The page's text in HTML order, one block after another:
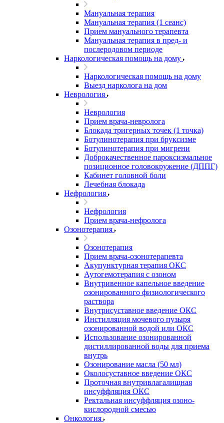
Мануальная терапия
Мануальная терапия (1 сеанс)
Прием мануального терапевта
Мануальная терапия в пред- и
послеродовом периоде
Наркологическая помощь на дому
Наркологическая помощь на дому
Выезд нарколога на дом
Неврология
Неврология
Прием врача-невролога
Блокада тригерных точек (1 точка)
Ботулинотерапия при бруксизме
Ботулинотерапия при мигрени
Доброкачественное пароксизмальное
позиционное головокружение (ДППГ)
Кабинет головной боли
Лечебная блокада
Нефрология
Нефрология
Прием врача-нефролога
Озонотерапия
Озонотерапия
Прием врача-озонотерапевта
Акупунктурная терапия ОКС
Аутогемотерапия с озоном
Внутривенное капельное введение
озонированного физиологического
раствора
Внутрисуставное введение ОКС
Инстилляция мочевого пузыря
озонированной водой или ОКС
Использование озонированной
дистиллированной воды для приема
внутрь
Озонирование масла (50 мл)
Околосуставное введение ОКС
Проточная внутривлагалищная
инсуффляция ОКС
Ректальная инсуффляция озоно-
кислородной смесью
Онкология